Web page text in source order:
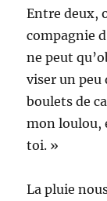
Entre deux,
compagnie
ne peut
viser un peu
boulets de
mon loulou,
toi. »
La pluie